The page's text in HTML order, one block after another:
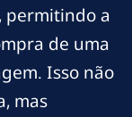
permitindo a
de uma
Isso não
mas